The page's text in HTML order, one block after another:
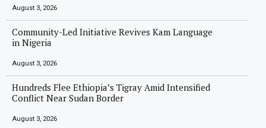
August 3, 2026
Community-Led Initiative Revives Kam Language
in Nigeria
August 3, 2026
Hundreds Flee Ethiopia’s Tigray Amid Intensified
Conflict Near Sudan Border
August 3, 2026